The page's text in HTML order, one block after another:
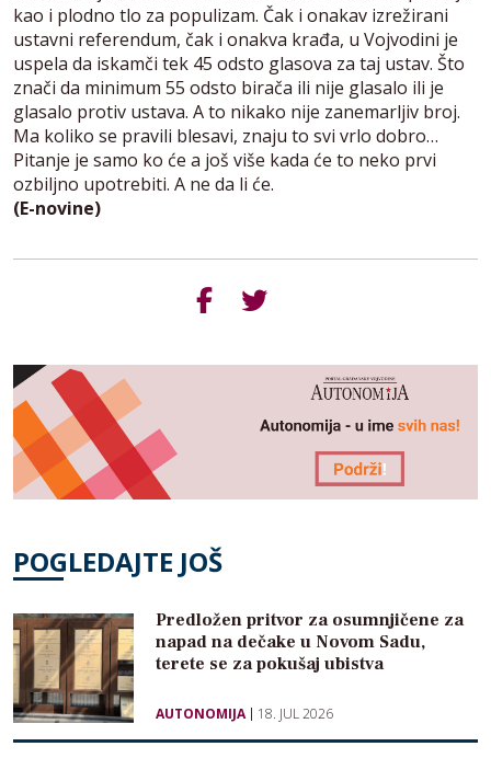
kao i plodno tlo za populizam. Čak i onakav izrežirani
ustavni referendum, čak i onakva krađa, u Vojvodini je
uspela da iskamči tek 45 odsto glasova za taj ustav. Što
znači da minimum 55 odsto birača ili nije glasalo ili je
glasalo protiv ustava. A to nikako nije zanemarljiv broj.
Ma koliko se pravili blesavi, znaju to svi vrlo dobro…
Pitanje je samo ko će a još više kada će to neko prvi
ozbiljno upotrebiti. A ne da li će.
(E-novine)
POGLEDAJTE JOŠ
Predložen pritvor za osumnjičene za
napad na dečake u Novom Sadu,
terete se za pokušaj ubistva
AUTONOMIJA 18. JUL 2026